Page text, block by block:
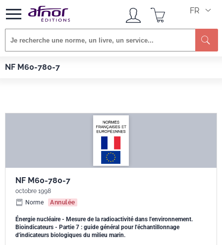
FR
NF M60-780-7
Afnor EDITIONS Normes
NF M60-780-7
octobre 1998
Norme
Annulée
Énergie nucléaire - Mesure de la radioactivité dans l'environnement.
Bioindicateurs - Partie 7 : guide général pour l'échantillonnage
d'indicateurs biologiques du milieu marin.